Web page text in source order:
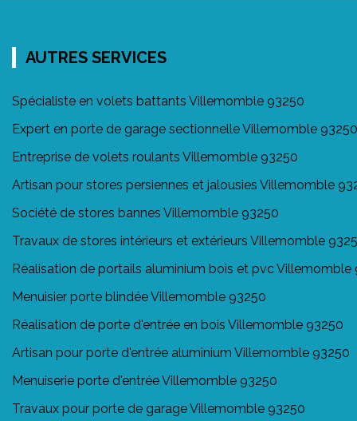
AUTRES SERVICES
Spécialiste en volets battants Villemomble 93250
Expert en porte de garage sectionnelle Villemomble 93250
Entreprise de volets roulants Villemomble 93250
Artisan pour stores persiennes et jalousies Villemomble
Société de stores bannes Villemomble 93250
Travaux de stores intérieurs et extérieurs Villemomble
Réalisation de portails aluminium bois et pvc Villemomble
Menuisier porte blindée Villemomble 93250
Réalisation de porte d'entrée en bois Villemomble 93250
Artisan pour porte d'entrée aluminium Villemomble 93250
Menuiserie porte d'entrée Villemomble 93250
Travaux pour porte de garage Villemomble 93250